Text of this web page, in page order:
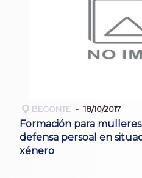
BEGONTE 18/10/2017
Formación para
defensa persoal en
xénero